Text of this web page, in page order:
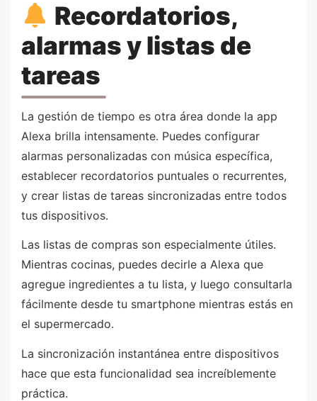
Recordatorios,
alarmas y listas de
tareas
La gestión de tiempo es otra área donde la app
Alexa brilla intensamente. Puedes configurar
alarmas personalizadas con música específica,
establecer recordatorios puntuales o recurrentes,
y crear listas de tareas sincronizadas entre todos
tus dispositivos.
Las listas de compras son especialmente útiles.
Mientras cocinas, puedes decirle a Alexa que
agregue ingredientes a tu lista, y luego consultarla
fácilmente desde tu smartphone mientras estás en
el supermercado.
La sincronización instantánea entre dispositivos
hace que esta funcionalidad sea increíblemente
práctica.